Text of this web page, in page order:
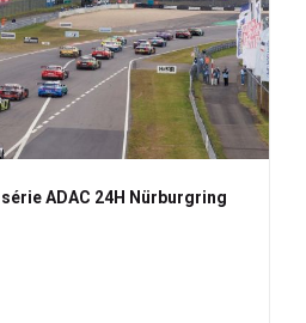
ADAC 24H Nürburgring